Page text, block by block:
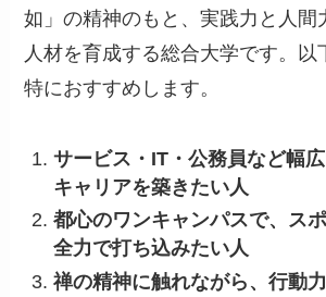
如」の精神のもと、実践力と人間
人材を育成する総合大学です。以
特におすすめします。
サービス・IT・公務員など幅
キャリアを築きたい人
都心のワンキャンパスで、ス
全力で打ち込みたい人
禅の精神に触れながら、行動